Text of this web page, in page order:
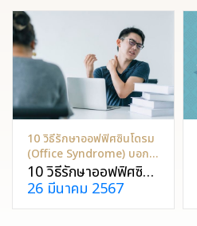
10 วิธีรักษาออฟฟิศซินโดรม
(Office Syndrome) บอก
ลาอาการปวดหลัง
10 วิธีรักษาออฟฟิศซิน
โดรม (Office
Syndrome) บอกลา
26 มีนาคม 2567